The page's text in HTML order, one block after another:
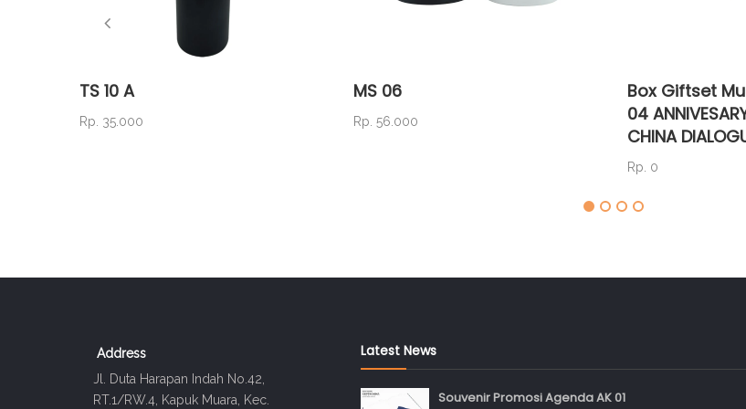
TS 10 A
Rp. 35.000
MS 06
Rp. 56.000
Box Giftset
04
CHINA
Rp. 0
Address
Jl. Duta Harapan Indah No.42,
RT.1/RW.4, Kapuk Muara, Kec.
Latest News
Souvenir Promosi Agenda AK 01